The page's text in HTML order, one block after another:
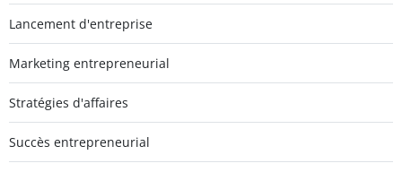
Lancement d'entreprise
Marketing entrepreneurial
Stratégies d'affaires
Succès entrepreneurial